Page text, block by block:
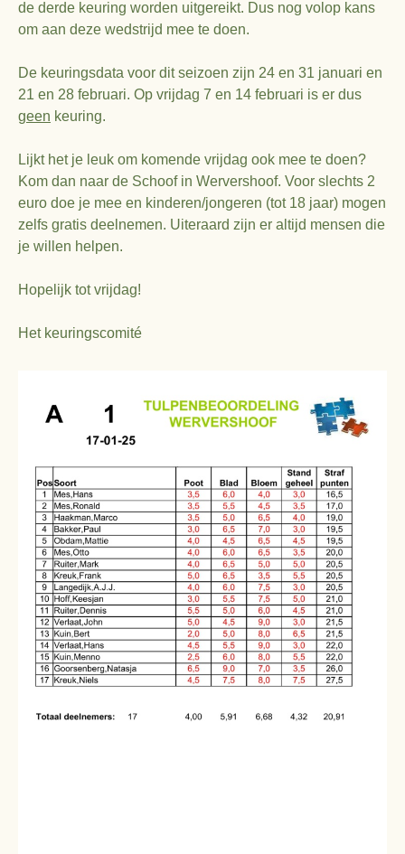
de derde keuring worden uitgereikt. Dus nog volop kans
om aan deze wedstrijd mee te doen.
De keuringsdata voor dit seizoen zijn 24 en 31 januari en
21 en 28 februari. Op vrijdag 7 en 14 februari is er dus
geen keuring.
Lijkt het je leuk om komende vrijdag ook mee te doen?
Kom dan naar de Schoof in Wervershoof. Voor slechts 2
euro doe je mee en kinderen/jongeren (tot 18 jaar) mogen
zelfs gratis deelnemen. Uiteraard zijn er altijd mensen die
je willen helpen.
Hopelijk tot vrijdag!
Het keuringscomité